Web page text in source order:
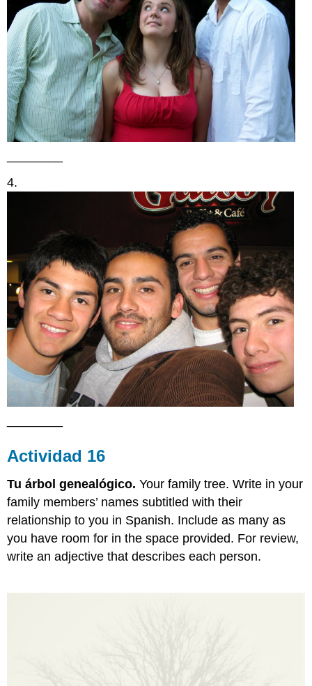
4.
Actividad 16
Tuárbol genealógico.Your family tree. Write in your
family members’ names subtitled with their
relationship to you in Spanish. Include as many as
you have room for in the space provided. For review,
write an adjective that describes each person.